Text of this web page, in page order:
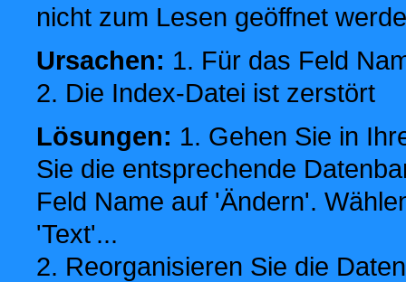
nicht zum Lesen geöffnet
Ursachen: 1. Für das Feld
2. Die Index-Datei ist zerstört
Lösungen: 1. Gehen Sie in
Sie die entsprechende
Feld Name auf 'Ändern'.
'Text'...
2. Reorganisieren Sie die